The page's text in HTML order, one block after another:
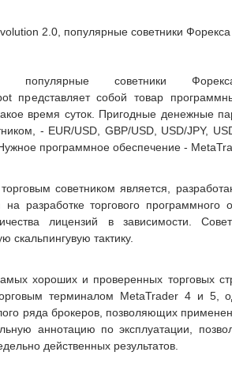
, популярные советники
представляет собой товар
время суток. Пригодные денежные
- EUR/USD, GBP/USD, USD/JPY,
программное обеспечение -
советником является,
разработке торгового программного
лицензий в зависимости.
скальпингувую тактику.
хороших и проверенных торговых
терминалом MetaTrader 4 и 5,
ряда брокеров, позволяющих
аннотацию по эксплуатации,
действенных результатов.